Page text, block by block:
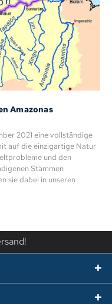
Amazonas
2021 eine vollständige
auf die einzigartige Natur
und den
Stämmen
sie dabei in unseren